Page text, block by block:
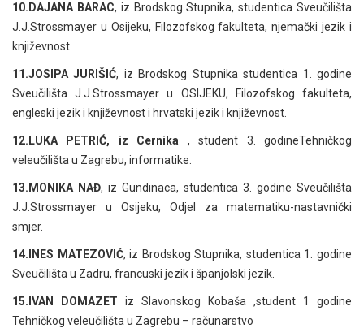
10.DAJANA BARAC, iz Brodskog Stupnika, studentica Sveučilišta
J.J.Strossmayer u Osijeku, Filozofskog fakulteta, njemački jezik i
književnost.
11.JOSIPA JURIŠIĆ, iz Brodskog Stupnika studentica 1. godine
Sveučilišta J.J.Strossmayer u OSIJEKU, Filozofskog fakulteta,
engleski jezik i književnost i hrvatski jezik i književnost.
12.LUKA PETRIĆ, iz Cernika , student 3. godineTehničkog
veleučilišta u Zagrebu, informatike.
13.MONIKA NAĐ, iz Gundinaca, studentica 3. godine Sveučilišta
J.J.Strossmayer u Osijeku, Odjel za matematiku-nastavnički
smjer.
14.INES MATEZOVIĆ, iz Brodskog Stupnika, studentica 1. godine
Sveučilišta u Zadru, francuski jezik i španjolski jezik.
15.IVAN DOMAZET iz Slavonskog Kobaša ,student 1 godine
Tehničkog veleučilišta u Zagrebu – računarstvo